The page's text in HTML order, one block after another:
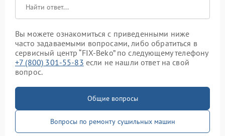
Вы можете ознакомиться с приведенными ниже
часто задаваемыми вопросами, либо обратиться в
сервисный центр “FIX-Beko” по следующему телефону
+7 (800) 301-55-83 если не нашли ответ на свой
вопрос.
Общие вопросы
Вопросы по ремонту сушильных машин